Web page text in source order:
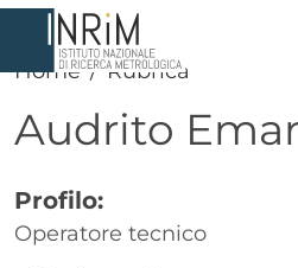
Salta al contenuto principale
Home Rubrica
Audrito
Profilo:
Operatore tecnico